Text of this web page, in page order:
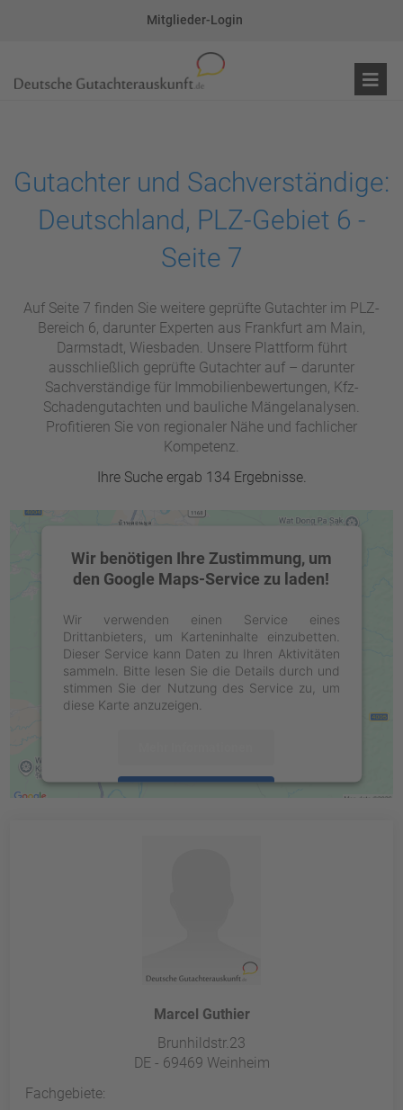
Mitglieder-Login
Gutachter und Sachverständige:
Deutschland, PLZ-Gebiet 6 -
Seite 7
Auf Seite 7 finden Sie weitere geprüfte Gutachter im PLZ-
Bereich 6, darunter Experten aus Frankfurt am Main,
Darmstadt, Wiesbaden. Unsere Plattform führt
ausschließlich geprüfte Gutachter auf – darunter
Sachverständige für Immobilienbewertungen, Kfz-
Schadengutachten und bauliche Mängelanalysen.
Profitieren Sie von regionaler Nähe und fachlicher
Kompetenz.
Ihre Suche ergab 134 Ergebnisse.
Wir benötigen Ihre Zustimmung, um
den Google Maps-Service zu laden!
Wir verwenden einen Service eines
Drittanbieters, um Karteninhalte einzubetten.
Dieser Service kann Daten zu Ihren Aktivitäten
sammeln. Bitte lesen Sie die Details durch und
stimmen Sie der Nutzung des Service zu, um
diese Karte anzuzeigen.
Marcel Guthier
Brunhildstr.23
DE - 69469 Weinheim
Fachgebiete: